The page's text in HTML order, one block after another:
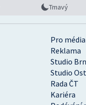
Pro média
Reklama
Studio
Studio
Rada ČT
Kariéra
Tmavý